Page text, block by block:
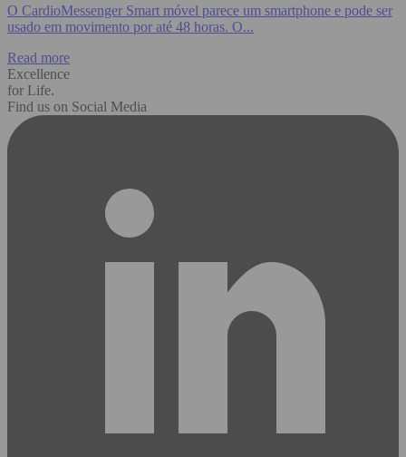
O CardioMessenger Smart móvel parece um smartphone e pode ser
usado em movimento por até 48 horas. O...
Read more
Excellence
for Life.
Find us on Social Media